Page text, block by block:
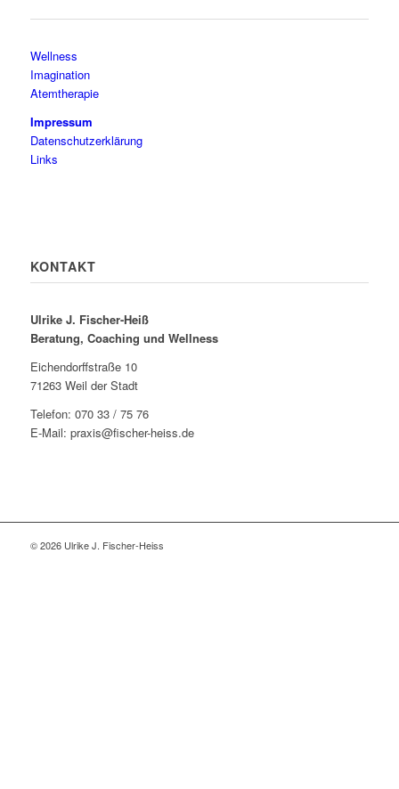
Wellness
Imagination
Atemtherapie
Impressum
Datenschutzerklärung
Links
KONTAKT
Ulrike J. Fischer-Heiß
Beratung, Coaching und Wellness
Eichendorffstraße 10
71263 Weil der Stadt
Telefon: 070 33 / 75 76
E-Mail: praxis@fischer-heiss.de
© 2026 Ulrike J. Fischer-Heiss